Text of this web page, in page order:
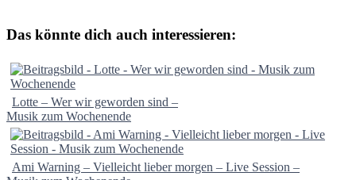
Das könnte dich auch interessieren:
Lotte – Wer wir geworden sind –
Musik zum Wochenende
Ami Warning – Vielleicht lieber morgen – Live Session –